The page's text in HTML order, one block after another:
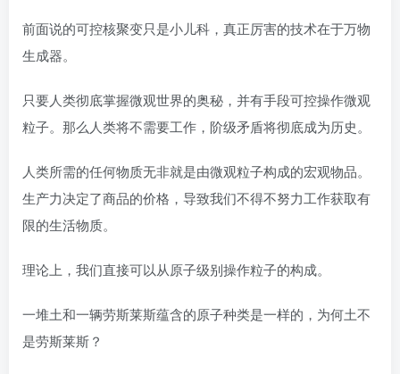
前面说的可控核聚变只是小儿科，真正厉害的技术在于万物
生成器。
只要人类彻底掌握微观世界的奥秘，并有手段可控操作微观
粒子。那么人类将不需要工作，阶级矛盾将彻底成为历史。
人类所需的任何物质无非就是由微观粒子构成的宏观物品。
生产力决定了商品的价格，导致我们不得不努力工作获取有
限的生活物质。
理论上，我们直接可以从原子级别操作粒子的构成。
一堆土和一辆劳斯莱斯蕴含的原子种类是一样的，为何土不
是劳斯莱斯？